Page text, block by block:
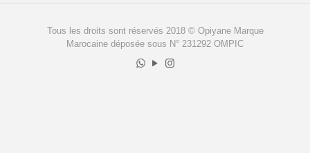
Tous les droits sont réservés 2018 © Opiyane Marque
Marocaine déposée sous N° 231292 OMPIC